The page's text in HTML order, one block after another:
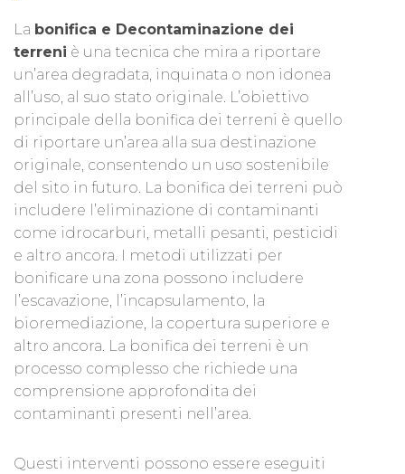
La bonifica e Decontaminazione dei
terreni è una tecnica che mira a riportare
un’area degradata, inquinata o non idonea
all’uso, al suo stato originale. L’obiettivo
principale della bonifica dei terreni è quello
di riportare un’area alla sua destinazione
originale, consentendo un uso sostenibile
del sito in futuro. La bonifica dei terreni può
includere l’eliminazione di contaminanti
come idrocarburi, metalli pesanti, pesticidi
e altro ancora. I metodi utilizzati per
bonificare una zona possono includere
l’escavazione, l’incapsulamento, la
bioremediazione, la copertura superiore e
altro ancora. La bonifica dei terreni è un
processo complesso che richiede una
comprensione approfondita dei
contaminanti presenti nell’area.
Questi interventi possono essere eseguiti